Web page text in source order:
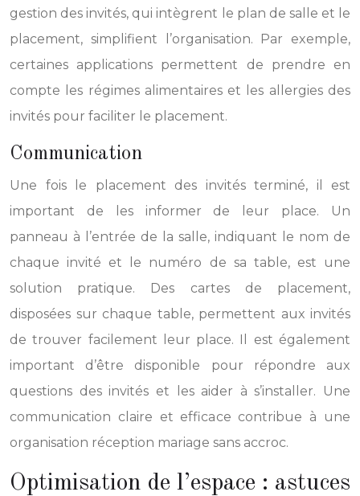
gestion des invités, qui intègrent le plan de salle et le
placement, simplifient l’organisation. Par exemple,
certaines applications permettent de prendre en
compte les régimes alimentaires et les allergies des
invités pour faciliter le placement.
Communication
Une fois le placement des invités terminé, il est
important de les informer de leur place. Un
panneau à l’entrée de la salle, indiquant le nom de
chaque invité et le numéro de sa table, est une
solution pratique. Des cartes de placement,
disposées sur chaque table, permettent aux invités
de trouver facilement leur place. Il est également
important d’être disponible pour répondre aux
questions des invités et les aider à s’installer. Une
communication claire et efficace contribue à une
organisation réception mariage sans accroc.
Optimisation de l’espace : astuces